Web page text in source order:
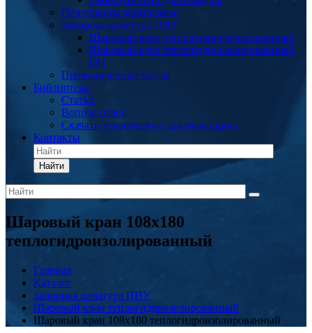
Пенопакеты монтажные
Запорная арматура ППУ
Шаровый кран теплогидроизолированный
Шаровый кран теплогидроизолированный
ОЦ
Промышленные котлы
Библиотека
Статьи
Вопрос ответ
Скачать техническую документацию
Контакты
Найти
Шаровый кран 108x180
теплогидроизолированный
Главная
Каталог
Запорная арматура ППУ
Шаровый кран теплогидроизолированный
Шаровый кран 108x180 теплогидроизолированный